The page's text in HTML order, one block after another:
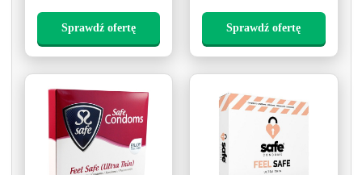
Sprawdź ofertę Sprawdź ofertę